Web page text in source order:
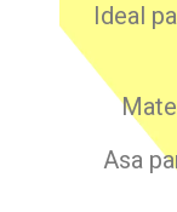
Ideal
Asa